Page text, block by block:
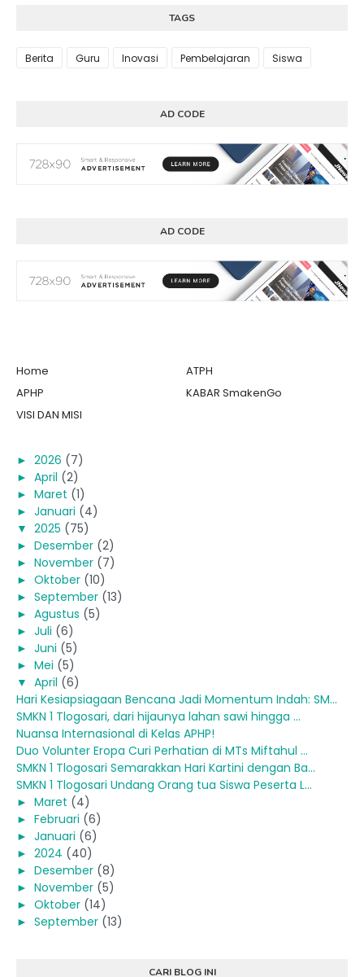
TAGS
Berita Guru Inovasi Pembelajaran Siswa
AD CODE
AD CODE
Home
ATPH
APHP
KABAR SmakenGo
VISI DAN MISI
► 2026 (7)
► April (2)
► Maret (1)
► Januari (4)
▼ 2025 (75)
► Desember (2)
► November (7)
► Oktober (10)
► September (13)
► Agustus (5)
► Juli (6)
► Juni (5)
► Mei (5)
▼ April (6)
Hari Kesiapsiagaan Bencana Jadi Momentum Indah: SM...
SMKN 1 Tlogosari, dari hijaunya lahan sawi hingga ...
Nuansa Internasional di Kelas APHP!
Duo Volunter Eropa Curi Perhatian di MTs Miftahul ...
SMKN 1 Tlogosari Semarakkan Hari Kartini dengan Ba...
SMKN 1 Tlogosari Undang Orang tua Siswa Peserta L...
► Maret (4)
► Februari (6)
► Januari (6)
► 2024 (40)
► Desember (8)
► November (5)
► Oktober (14)
► September (13)
CARI BLOG INI